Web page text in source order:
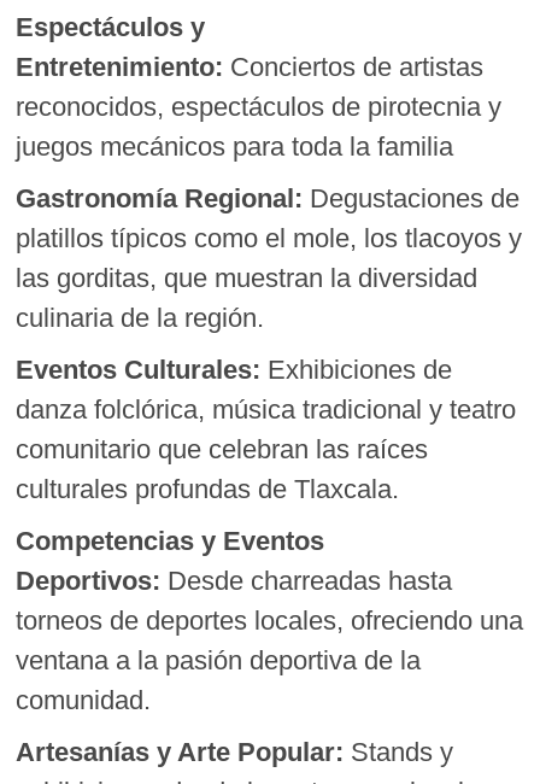
Espectáculos y
Entretenimiento: Conciertos de artistas
reconocidos, espectáculos de pirotecnia y
juegos mecánicos para toda la familia
Gastronomía Regional: Degustaciones de
platillos típicos como el mole, los tlacoyos y
las gorditas, que muestran la diversidad
culinaria de la región.
Eventos Culturales: Exhibiciones de
danza folclórica, música tradicional y teatro
comunitario que celebran las raíces
culturales profundas de Tlaxcala.
Competencias y Eventos
Deportivos: Desde charreadas hasta
torneos de deportes locales, ofreciendo una
ventana a la pasión deportiva de la
comunidad.
Artesanías y Arte Popular: Stands y